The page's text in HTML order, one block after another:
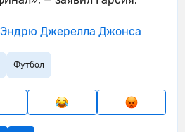
Эндрю Джерелла Джонса
Футбол